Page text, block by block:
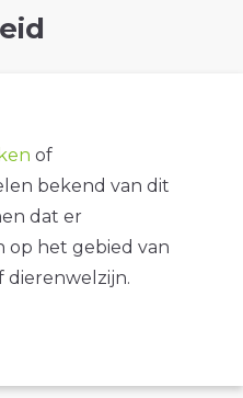
of
bekend van dit
dat er
op het gebied van
dierenwelzijn.